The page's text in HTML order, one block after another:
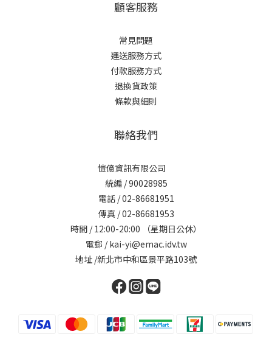
顧客服務
常見問題
運送服務方式
付款服務方式
退換貨政策
條款與細則
聯絡我們
愷億資訊有限公司
統編 / 90028985
電話 / 02-86681951
傳真 / 02-86681953
時間 / 12:00-20:00 （星期日公休）
電郵 / kai-yi@emac.idv.tw
地址 /新北市中和區景平路103號